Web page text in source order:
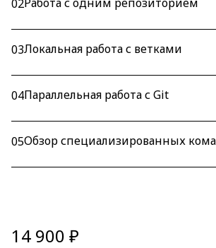
02
03Локальная работа с ветками
04Параллельная работа с Git
05Обзор специализированных
14 900 ₽